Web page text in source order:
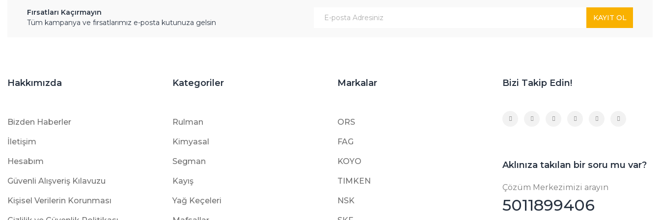
Fırsatları Kaçırmayın
Tüm kampanya ve fırsatlarımız e-posta kutunuza gelsin
KAYIT OL
Hakkımızda
Bizden Haberler
İletişim
Hesabım
Güvenli Alışveriş Kılavuzu
Kişisel Verilerin Korunması
Kategoriler
Rulman
Kimyasal
Segman
Kayış
Yağ Keçeleri
Markalar
ORS
FAG
KOYO
TIMKEN
NSK
Bizi Takip Edin!
Aklınıza takılan bir soru mu var?
Çözüm Merkezimizi arayın
5011899406